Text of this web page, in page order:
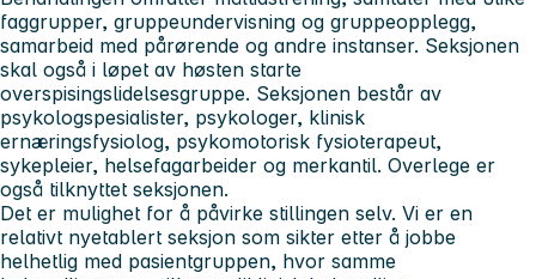
faggrupper, gruppeundervisning og gruppeopplegg,
samarbeid med pårørende og andre instanser. Seksjonen
skal også i løpet av høsten starte
overspisingslidelsesgruppe. Seksjonen består av
psykologspesialister, psykologer, klinisk
ernæringsfysiolog, psykomotorisk fysioterapeut,
sykepleier, helsefagarbeider og merkantil. Overlege er
også tilknyttet seksjonen.
Det er mulighet for å påvirke stillingen selv. Vi er en
relativt nyetablert seksjon som sikter etter å jobbe
helhetlig med pasientgruppen, hvor samme